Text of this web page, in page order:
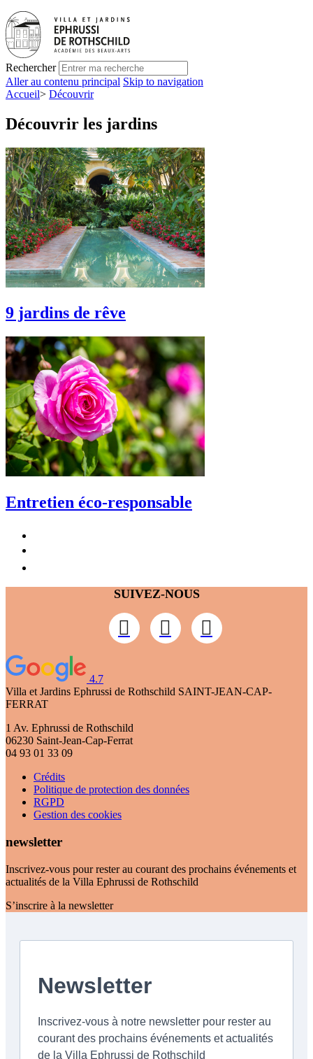
Rechercher
Aller au contenu principal Skip to navigation
Accueil> Découvrir
Découvrir les jardins
9 jardins de rêve
Entretien éco-responsable
SUIVEZ-NOUS
4.7
Villa et Jardins Ephrussi de Rothschild SAINT-JEAN-CAP-
FERRAT
1 Av. Ephrussi de Rothschild
06230 Saint-Jean-Cap-Ferrat
04 93 01 33 09
Crédits
Politique de protection des données
RGPD
Gestion des cookies
newsletter
Inscrivez-vous pour rester au courant des prochains événements et
actualités de la Villa Ephrussi de Rothschild
S’inscrire à la newsletter